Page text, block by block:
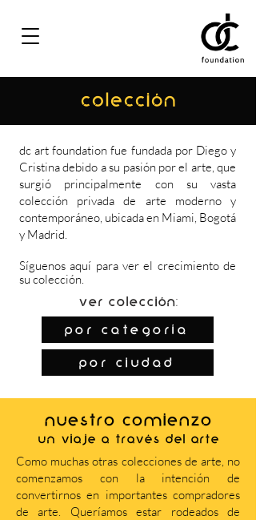
COLECCIÓN
dc art foundation fue fundada por Diego y
Cristina debido a su pasión por el arte, que
surgió principalmente con su vasta
colección privada de arte moderno y
contemporáneo, ubicada en Miami, Bogotá
y Madrid.
Síguenosaquí para ver el crecimiento de
su colección.
Ver colección:
por categoría
por ciudad
NUESTRO COMIENZO
Un viaje a través del arte
Como muchas otras colecciones de arte, no
comenzamos con la intención de
convertirnos en importantes compradores
de arte. Queríamos estar rodeados de